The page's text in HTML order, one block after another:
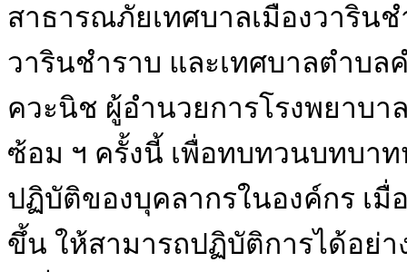
สาธารณภัยเทศบาลเมืองวาริน
วารินชำราบ และเทศบาลตำบ
ควะนิช ผู้อำนวยการโรงพยาบา
ซ้อม ฯ ครั้งนี้ เพื่อทบทวนบทบา
ปฏิบัติของบุคลากรในองค์กร เ
ขึ้น ให้สามารถปฏิบัติการได้อย่า